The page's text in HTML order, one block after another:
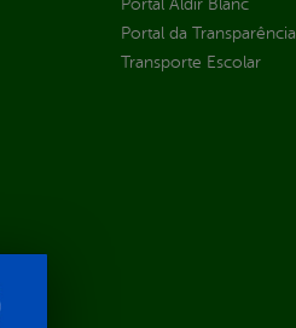
Portal Aldir Blanc
Portal da Transparência
Transporte Escolar